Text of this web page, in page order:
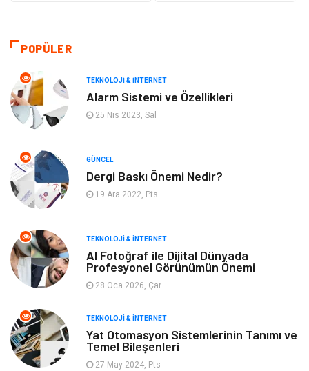
Tatil
Bilgisayar & Yazılım Genel Kültür
Mobilya
Turizm
Plaka Tanıma Sistemleri Hediyelik Eşya
Tarım & Hayvancılık Moda
POPÜLER
TEKNOLOJI & İNTERNET
Alarm Sistemi ve Özellikleri
25 Nis 2023, Sal
GÜNCEL
Dergi Baskı Önemi Nedir?
19 Ara 2022, Pts
TEKNOLOJI & İNTERNET
AI Fotoğraf ile Dijital Dünyada
Profesyonel Görünümün Önemi
28 Oca 2026, Çar
TEKNOLOJI & İNTERNET
Yat Otomasyon Sistemlerinin Tanımı ve
Temel Bileşenleri
27 May 2024, Pts